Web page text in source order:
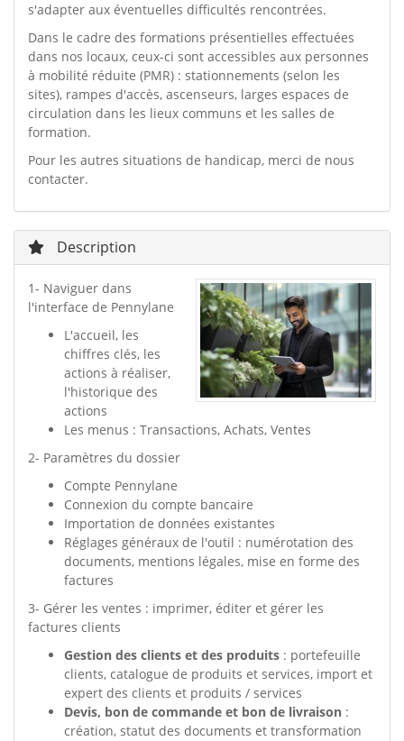
s'adapter aux éventuelles difficultés rencontrées.
Dans le cadre des formations présentielles effectuées
dans nos locaux, ceux-ci sont accessibles aux personnes
à mobilité réduite (PMR) : stationnements (selon les
sites), rampes d'accès, ascenseurs, larges espaces de
circulation dans les lieux communs et les salles de
formation.
Pour les autres situations de handicap, merci de nous
contacter.
Description
1- Naviguer dans
l'interface de Pennylane
L'accueil, les
chiffres clés, les
actions à réaliser,
l'historique des
actions
Les menus : Transactions, Achats, Ventes
2- Paramètres du dossier
Compte Pennylane
Connexion du compte bancaire
Importation de données existantes
Réglages généraux de l'outil : numérotation des
documents, mentions légales, mise en forme des
factures
3- Gérer les ventes : imprimer, éditer et gérer les
factures clients
Gestion des clients et des produits : portefeuille
clients, catalogue de produits et services, import et
expert des clients et produits / services
Devis, bon de commande et bon de livraison :
création, statut des documents et transformation